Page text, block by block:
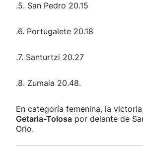
.5. San Pedro 20.15
.6. Portugalete 20.18
.7. Santurtzi 20.27
.8. Zumaia 20.48.
En categoría femenina, la
Getaria-Tolosa por delante de
Orio.